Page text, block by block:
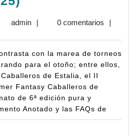
Torneo
de
Estalia
–
Warhammer
Fantasy
adminadmin
| 0 comentarios |
con la marea de torneos
para el otoño; entre ellos,
de Estalia, el II
Fantasy Caballeros de
de 6ª edición pura y
Anotado y las FAQs de